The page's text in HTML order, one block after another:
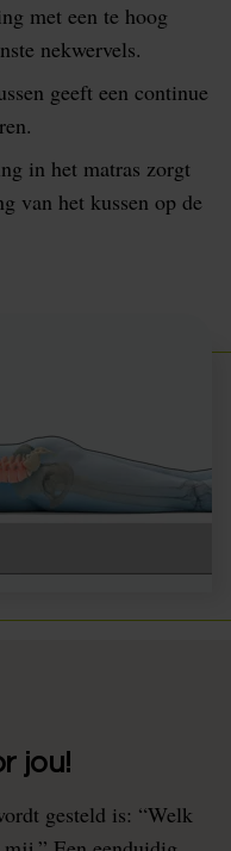
met een te hoog
nekwervels.
geeft een continue
in het matras zorgt
van het kussen op de
jou!
gesteld is: “Welk